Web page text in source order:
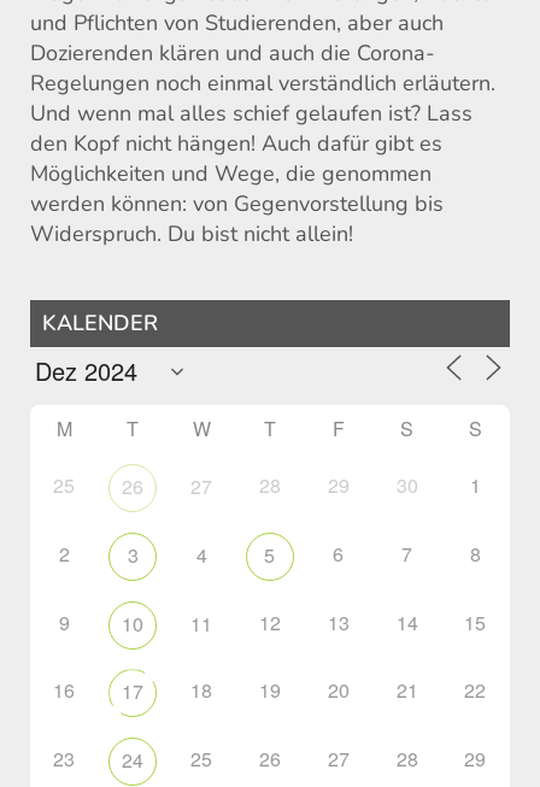
und Pflichten von Studierenden, aber auch
Dozierenden klären und auch die Corona-
Regelungen noch einmal verständlich erläutern.
Und wenn mal alles schief gelaufen ist? Lass
den Kopf nicht hängen! Auch dafür gibt es
Möglichkeiten und Wege, die genommen
werden können: von Gegenvorstellung bis
Widerspruch. Du bist nicht allein!
KALENDER
M T W T F S S
25 26 27 28 29 30 1
2 3 4 5 6 7 8
9 10 11 12 13 14 15
16 17 18 19 20 21 22
23 24 25 26 27 28 29